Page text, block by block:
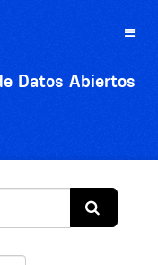
Toggle
Datos Abiertos